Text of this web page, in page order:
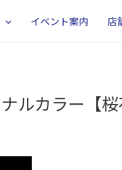
イベント案内 店
ルカラー【桜